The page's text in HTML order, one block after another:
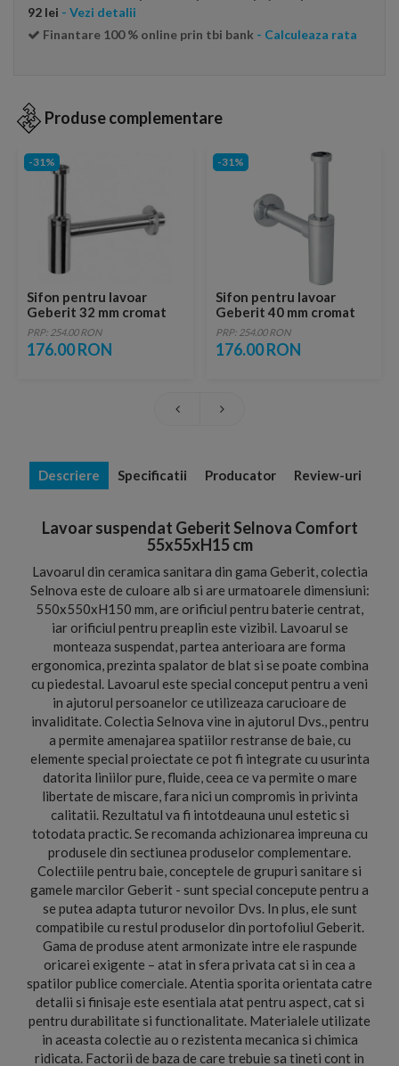
92 lei - Vezi detalii
Finantare 100 % online prin tbi bank - Calculeaza rata
Produse complementare
-31%
Sifon pentru lavoar
Geberit 32 mm cromat
PRP: 254.00 RON
176.00 RON
-31%
Sifon pentru lavoar
Geberit 40 mm cromat
PRP: 254.00 RON
176.00 RON
Descriere Specificatii Producator Review-uri
Lavoar suspendat Geberit Selnova Comfort
55x55xH15 cm
Lavoarul din ceramica sanitara din gama Geberit, colectia
Selnova este de culoare alb si are urmatoarele dimensiuni:
550x550xH150 mm, are orificiul pentru baterie centrat,
iar orificiul pentru preaplin este vizibil. Lavoarul se
monteaza suspendat, partea anterioara are forma
ergonomica, prezinta spalator de blat si se poate combina
cu piedestal. Lavoarul este special conceput pentru a veni
in ajutorul persoanelor ce utilizeaza carucioare de
invaliditate. Colectia Selnova vine in ajutorul Dvs., pentru
a permite amenajarea spatiilor restranse de baie, cu
elemente special proiectate ce pot fi integrate cu usurinta
datorita liniilor pure, fluide, ceea ce va permite o mare
libertate de miscare, fara nici un compromis in privinta
calitatii. Rezultatul va fi intotdeauna unul estetic si
totodata practic. Se recomanda achizionarea impreuna cu
produsele din sectiunea produselor complementare.
Colectiile pentru baie, conceptele de grupuri sanitare si
gamele marcilor Geberit - sunt special concepute pentru a
se putea adapta tuturor nevoilor Dvs. In plus, ele sunt
compatibile cu restul produselor din portofoliul Geberit.
Gama de produse atent armonizate intre ele raspunde
oricarei exigente – atat in sfera privata cat si in cea a
spatilor publice comerciale. Atentia sporita orientata catre
detalii si finisaje este esentiala atat pentru aspect, cat si
pentru durabilitate si functionalitate. Materialele utilizate
in aceasta colectie au o rezistenta mecanica si chimica
ridicata. Factorii de baza de care trebuie sa tineti cont in